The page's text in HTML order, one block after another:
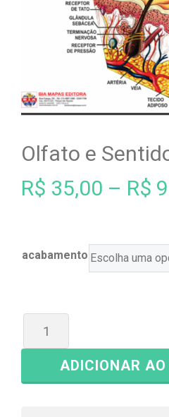
Olfato e
R$ 35,00 – R$
acabamento
ADICIONAR